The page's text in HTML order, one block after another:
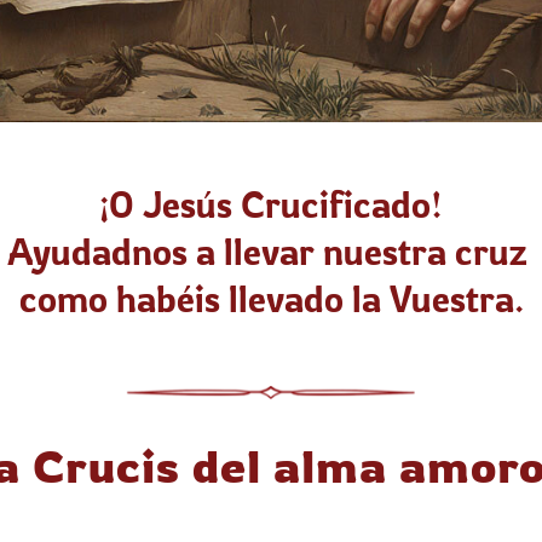
¡O Jesús Crucificado!
Ayudadnos a llevar nuestra cruz
como habéis llevado la Vuestra.
Crucis del alma